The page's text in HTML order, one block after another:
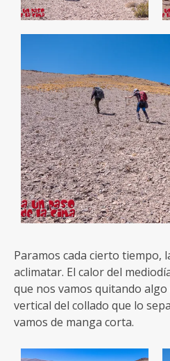
Paramos cada cierto tiempo,
aclimatar. El calor del
que nos vamos quitando
vertical del collado que lo
vamos de manga corta.